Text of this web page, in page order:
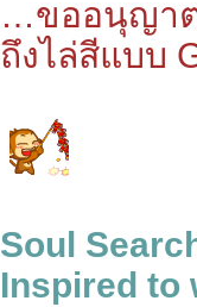
…ขออนุญาต
ถึงไล่สีแบบ
Soul
Inspired to